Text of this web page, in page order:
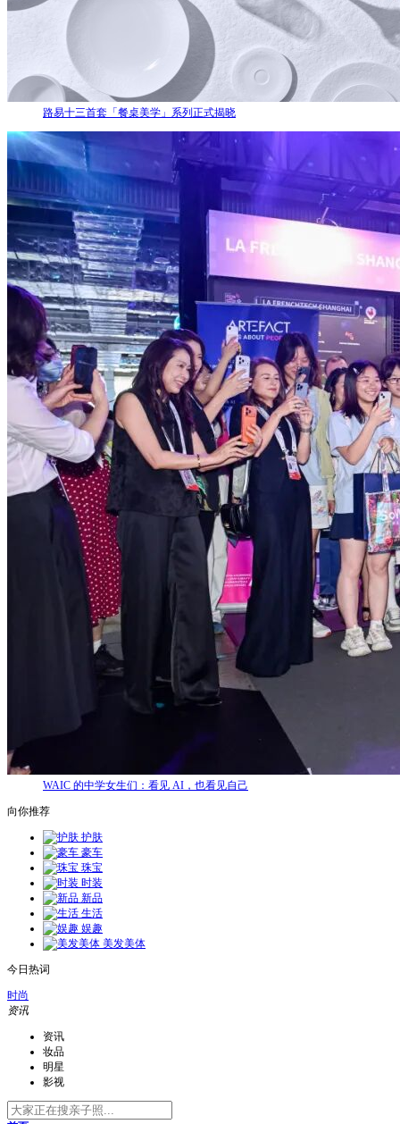
路易十三首套「餐桌美学」系列正式揭晓
WAIC 的中学女生们：看见 AI，也看见自己
向你推荐
护肤
豪车
珠宝
时装
新品
生活
娱趣
美发美体
今日热词
时尚
资讯
资讯
妆品
明星
影视